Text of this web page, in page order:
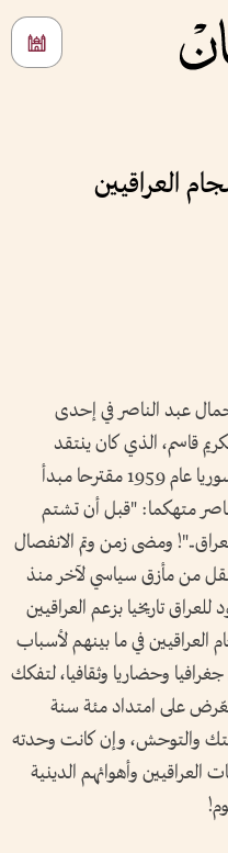
العراقيين
عبد الناصر في إحدى
قاسم، الذي كان ينتقد
الوحدة العربية الاندماجية بين مصر وسوريا عام 1959 مقترحا مبدأ
الناصر متهكما: "قبل أن تشتم
ومضى زمن وتم الانفصال
من مأزق سياسي لآخر منذ
تاريخيا بزعم العراقيين
في ما بينهم لأسباب
وحضاريا وثقافيا، لتفكك
على امتداد مئة سنة
والتوحش، وإن كانت وحدته
العراقيين وأهوائهم الدينية